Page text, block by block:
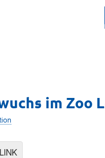
im Zoo
LINK